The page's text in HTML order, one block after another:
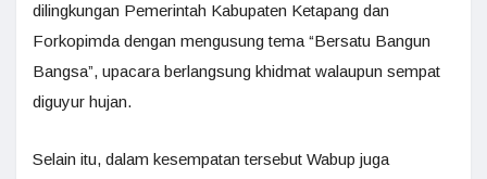
dilingkungan Pemerintah Kabupaten Ketapang dan
Forkopimda dengan mengusung tema “Bersatu Bangun
Bangsa”, upacara berlangsung khidmat walaupun sempat
diguyur hujan.
Selain itu, dalam kesempatan tersebut Wabup juga